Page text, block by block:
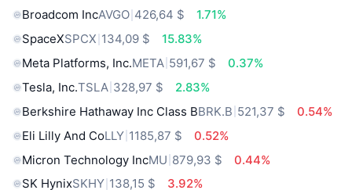
Broadcom IncAVGO 426,64 $
1.71%
SpaceXSPCX 134,09 $
15.83%
Meta Platforms, Inc.META 591,67 $
0.37%
Tesla, Inc.TSLA 328,97 $
2.83%
Berkshire Hathaway Inc Class BBRK.B 521,37 $
0.54%
Eli Lilly And CoLLY 1185,87 $
0.52%
Micron Technology IncMU 879,93 $
0.44%
SK HynixSKHY 138,15 $
3.92%